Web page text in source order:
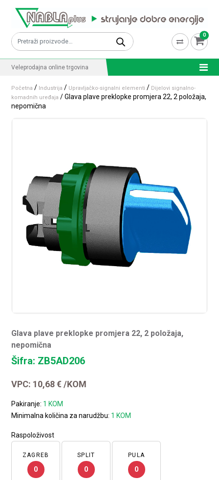
Pretraži: 0
Veleprodajna online trgovina
Početna / Industrija / Upravljačko-signalni elementi / Dijelovi signalno-
komadnih uređaja / Glava plave preklopke promjera 22, 2 položaja,
nepomična
Glava plave preklopke promjera 22, 2 položaja,
nepomična
Šifra: ZB5AD206
VPC: 10,68€ /KOM
Pakiranje: 1 KOM
Minimalna količina za narudžbu: 1 KOM
Raspoloživost
ZAGREB
0
SPLIT
0
PULA
0